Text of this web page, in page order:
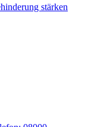
stärken